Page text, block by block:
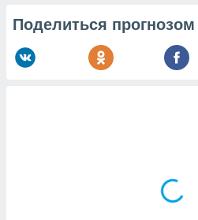
Поделиться прогнозом